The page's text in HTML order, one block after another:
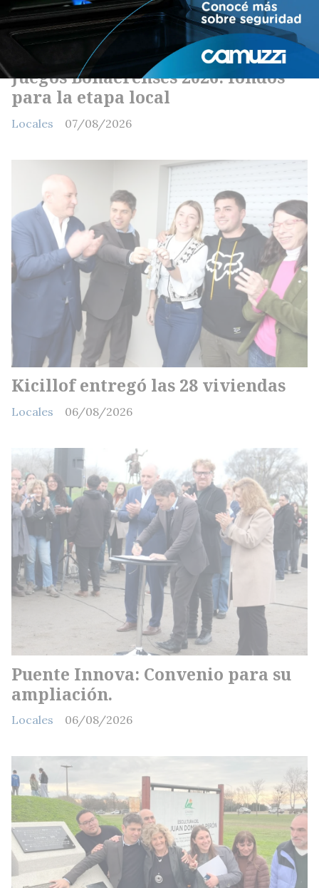
Juegos Bonaerenses 2026: fondos
para la etapa local
Locales 07/08/2026
Kicillof entregó las 28 viviendas
Locales 06/08/2026
Puente Innova: Convenio para su
ampliación.
Locales 06/08/2026